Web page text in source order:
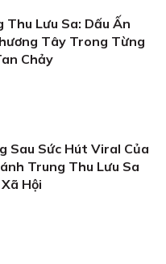
Thu Lưu Sa: Dấu Ấn
Tây Trong Từng
Chảy
Sau Sức Hút Viral Của
Trung Thu Lưu Sa
Hội